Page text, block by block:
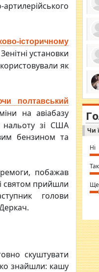
історичному
установки
як
полтавський
на авіабазу
нальоту зі США
бензином та
побажав
святом прийшли
голови
скуштувати
знайшли: кашу
за
ми
in
⇒
Чи
Ні
Так
Ще